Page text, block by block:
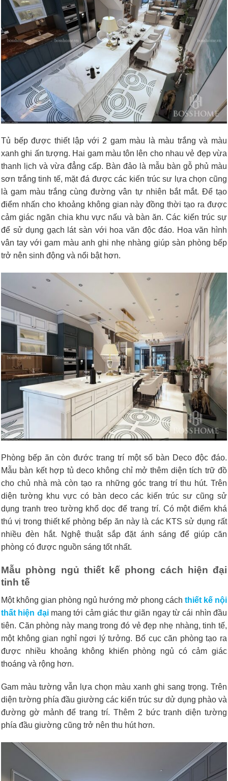
Tủ bếp được thiết lập với 2 gam màu là màu trắng và màu
xanh ghi ấn tượng. Hai gam màu tôn lên cho nhau vẻ đẹp vừa
thanh lịch và vừa đẳng cấp. Bàn đảo là mẫu bàn gỗ phủ màu
sơn trắng tinh tế, mặt đá được các kiến trúc sư lựa chọn cũng
là gam màu trắng cùng đường vân tự nhiên bắt mắt. Để tạo
điểm nhấn cho khoảng không gian này đồng thời tạo ra được
cảm giác ngăn chia khu vực nấu và bàn ăn. Các kiến trúc sự
để sử dụng gạch lát sàn với hoa văn độc đáo. Hoa văn hình
vân tay với gam màu anh ghi nhẹ nhàng giúp sàn phòng bếp
trở nên sinh động và nổi bật hơn.
Phòng bếp ăn còn đước trang trí một số bàn Deco độc đáo.
Mẫu bàn kết hợp tủ deco không chỉ mở thêm diện tích trữ đồ
cho chủ nhà mà còn tạo ra những góc trang trí thu hút. Trên
diện tường khu vực có bàn deco các kiến trúc sư cũng sử
dụng tranh treo tường khổ dọc để trang trí. Có một điểm khá
thú vị trong thiết kế phòng bếp ăn này là các KTS sử dụng rất
nhiều đèn hắt. Nghệ thuật sắp đặt ánh sáng để giúp căn
phòng có được nguồn sáng tốt nhất.
Mẫu phòng ngủ thiết kế phong cách hiện đại
tinh tế
Một không gian phòng ngủ hướng mở phong cách thiết kế nội
thất hiện đạimang tới cảm giác thư giãn ngay từ cái nhìn đầu
tiên. Căn phòng này mang trong đó vẻ đẹp nhẹ nhàng, tinh tế,
một không gian nghỉ ngơi lý tưởng. Bố cục căn phòng tạo ra
được nhiều khoảng không khiến phòng ngủ có cảm giác
thoáng và rộng hơn.
Gam màu tường vẫn lựa chọn màu xanh ghi sang trọng. Trên
diện tường phía đầu giường các kiến trúc sư dử dụng phào và
đường gờ mảnh để trang trí. Thêm 2 bức tranh diện tường
phía đầu giường cũng trở nên thu hút hơn.